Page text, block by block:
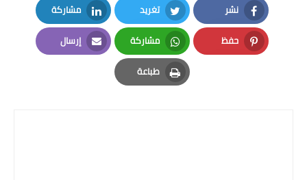
المرحلة الاعدادية
دروس
المرحلة الابتدائية
نشر
Facebook
تغريد
Twitter
مشاركة
LinkedIn
حفظ
Pinterest
مشاركة
Whatsapp
إرسال
Email
طباعة
Print